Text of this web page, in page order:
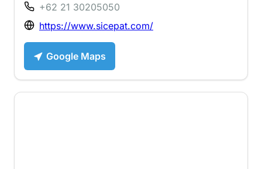
+62 21 30205050
https://www.sicepat.com/
Google Maps